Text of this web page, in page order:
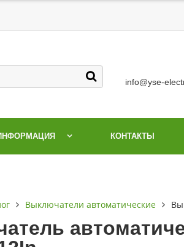
info@yse-
КОНТАКТЫ
Выключатели автоматические